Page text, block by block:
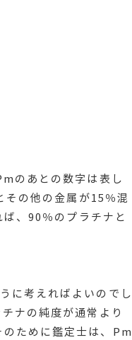
のあとの数字は表し
の他の金属が15％混
、90％のプラチナと
に考えればよいのでし
ナの純度が通常より
ために鑑定士は、Pm